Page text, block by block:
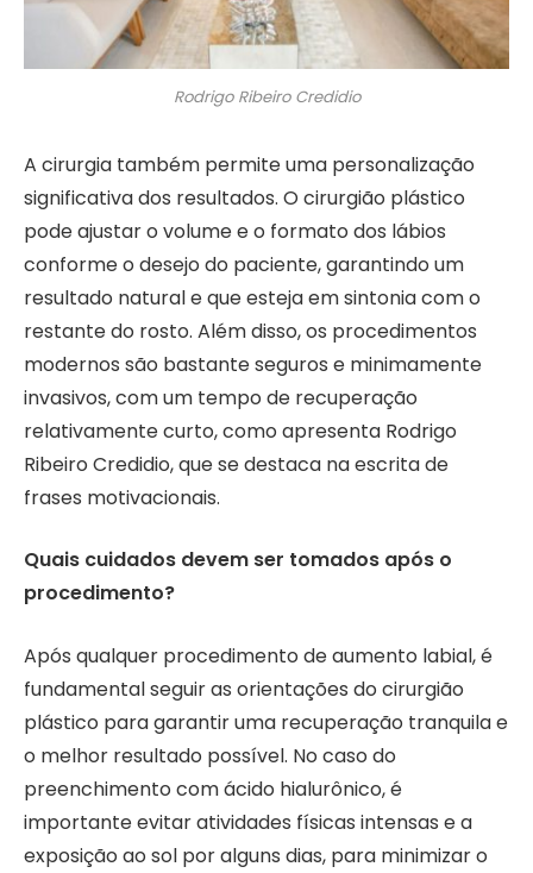
Rodrigo Ribeiro Credidio
A cirurgia também permite uma personalização
significativa dos resultados. O cirurgião plástico
pode ajustar o volume e o formato dos lábios
conforme o desejo do paciente, garantindo um
resultado natural e que esteja em sintonia com o
restante do rosto. Além disso, os procedimentos
modernos são bastante seguros e minimamente
invasivos, com um tempo de recuperação
relativamente curto, como apresenta Rodrigo
Ribeiro Credidio, que se destaca na escrita de
frases motivacionais.
Quais cuidados devem ser tomados após o
procedimento?
Após qualquer procedimento de aumento labial, é
fundamental seguir as orientações do cirurgião
plástico para garantir uma recuperação tranquila e
o melhor resultado possível. No caso do
preenchimento com ácido hialurônico, é
importante evitar atividades físicas intensas e a
exposição ao sol por alguns dias, para minimizar o